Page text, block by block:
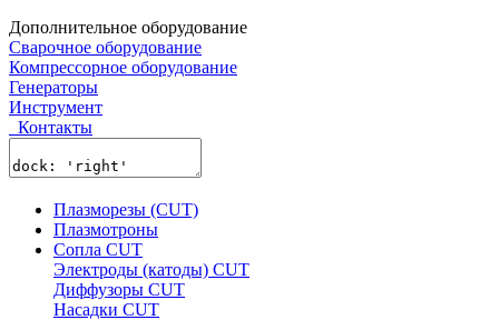
Дополнительное оборудование
Сварочное оборудование
Компрессорное оборудование
Генераторы
Инструмент
Контакты
Плазморезы (CUT)
Плазмотроны
Сопла CUT
Электроды (катоды) CUT
Диффузоры CUT
Насадки CUT